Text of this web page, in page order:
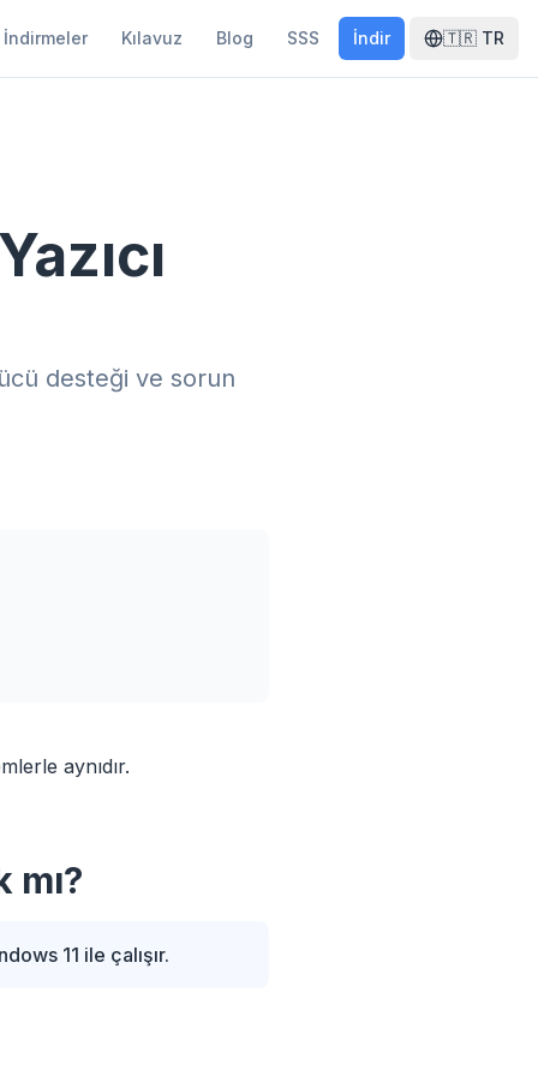
İndirmeler Kılavuz Blog SSS İndir 🇹🇷 TR
desteği ve sorun
aynıdır.
mı?
11 ile çalışır.